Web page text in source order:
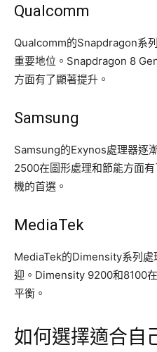
Qualcomm
Qualcomm的Snapdragon系
重要地位。Snapdragon 8
方面有了顯著提升。
Samsung
Samsung的Exynos處理器逐
2500在圖形處理和節能方面
機的首選。
MediaTek
MediaTek的Dimensity系列處
迎。Dimensity 9200和8100
平衡。
如何選擇適合自